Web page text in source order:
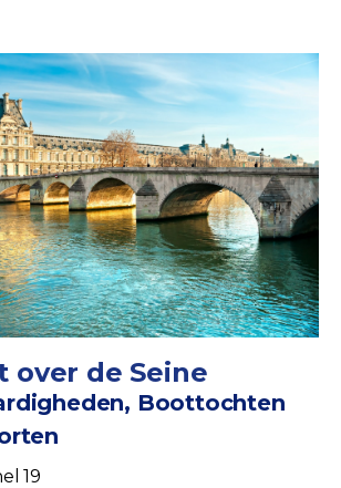
over de Seine
Boottochten
19